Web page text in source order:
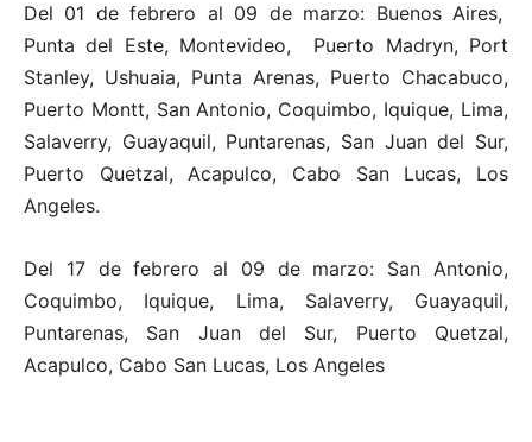
Del 01 de febrero al 09 de marzo: Buenos Aires,
Punta del Este, Montevideo, Puerto Madryn, Port
Stanley, Ushuaia, Punta Arenas, Puerto Chacabuco,
Puerto Montt, San Antonio, Coquimbo, Iquique, Lima,
Salaverry, Guayaquil, Puntarenas, San Juan del Sur,
Puerto Quetzal, Acapulco, Cabo San Lucas, Los
Angeles.
Del 17 de febrero al 09 de marzo: San Antonio,
Coquimbo, Iquique, Lima, Salaverry, Guayaquil,
Puntarenas, San Juan del Sur, Puerto Quetzal,
Acapulco, Cabo San Lucas, Los Angeles